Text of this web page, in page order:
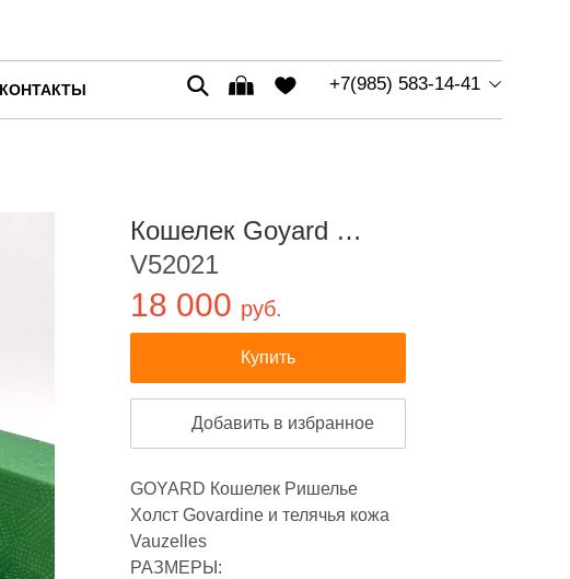
КОНТАКТЫ +7(985) 583-14-41
Кошелек Goyard …
V52021
18 000 руб.
Купить
Добавить в избранное
GOYARD Кошелек Ришелье
Холст Govardine и телячья кожа
Vauzelles
РАЗМЕРЫ: